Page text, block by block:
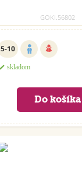
GOKI.56802
5-10
skladom